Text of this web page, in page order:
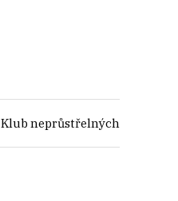
Klub neprůstřelných